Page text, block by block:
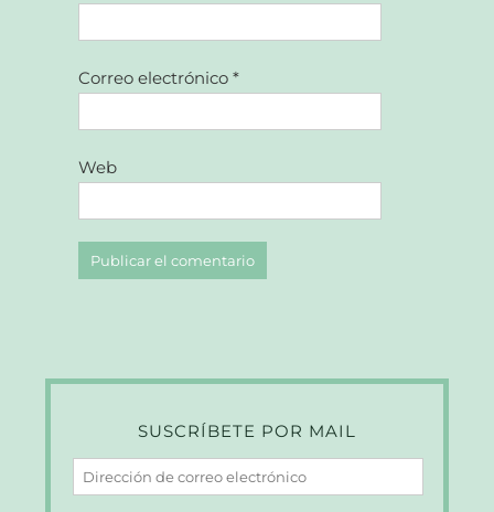
Correo electrónico*
Web
SUSCRÍBETE POR MAIL
Dirección
de